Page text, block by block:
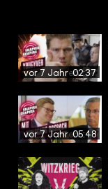
vor 7 Jahren02:37
vor 7 Jahren05:48